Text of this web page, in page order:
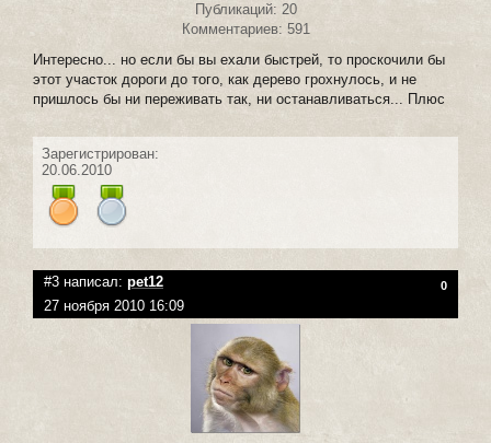
Публикаций: 20
Комментариев: 591
Интересно... но если бы вы ехали быстрей, то проскочили бы
этот участок дороги до того, как дерево грохнулось, и не
пришлось бы ни переживать так, ни останавливаться... Плюс
Зарегистрирован:
20.06.2010
#3 написал: pet12 0
27 ноября 2010 16:09